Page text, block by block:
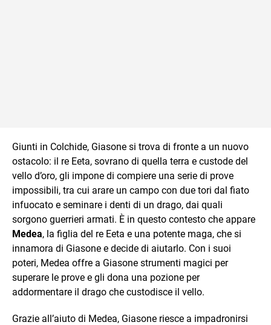
Giunti in Colchide, Giasone si trova di fronte a un nuovo
ostacolo: il re Eeta, sovrano di quella terra e custode del
vello d’oro, gli impone di compiere una serie di prove
impossibili, tra cui arare un campo con due tori dal fiato
infuocato e seminare i denti di un drago, dai quali
sorgono guerrieri armati. È in questo contesto che appare
Medea, la figlia del re Eeta e una potente maga, che si
innamora di Giasone e decide di aiutarlo. Con i suoi
poteri, Medea offre a Giasone strumenti magici per
superare le prove e gli dona una pozione per
addormentare il drago che custodisce il vello.
Grazie all’aiuto di Medea, Giasone riesce a impadronirsi